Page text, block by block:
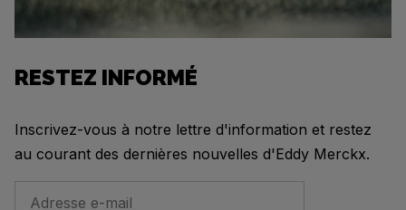
RESTEZ INFORMÉ
Inscrivez-vous à notre lettre d'information et restez
au courant des dernières nouvelles d'Eddy Merckx.